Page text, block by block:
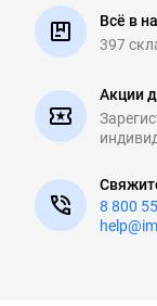
Всё в
397
Акции
8 800